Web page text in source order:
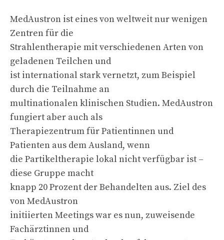
MedAustron ist eines von weltweit nur wenigen
Zentren für die
Strahlentherapie mit verschiedenen Arten von
geladenen Teilchen und
ist international stark vernetzt, zum Beispiel
durch die Teilnahme an
multinationalen klinischen Studien. MedAustron
fungiert aber auch als
Therapiezentrum für Patientinnen und
Patienten aus dem Ausland, wenn
die Partikeltherapie lokal nicht verfügbar ist –
diese Gruppe macht
knapp 20 Prozent der Behandelten aus. Ziel des
von MedAustron
initiierten Meetings war es nun, zuweisende
Fachärztinnen und